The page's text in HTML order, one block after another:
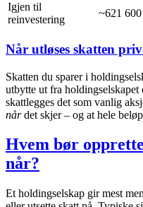
Igjen til
reinvestering
~621
Når utløses skatten
Skatten du sparer i
utbytte ut fra
skattlegges det som vanlig
nårdet skjer – og at hele
Hvem bør
når?
Et holdingselskap gir mest